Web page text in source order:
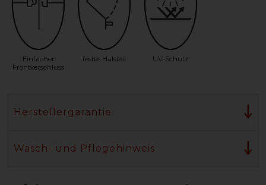
Einfacher
Frontverschluss
festes Halsteil UV-Schutz
Herstellergarantie
Wasch- und Pflegehinweis